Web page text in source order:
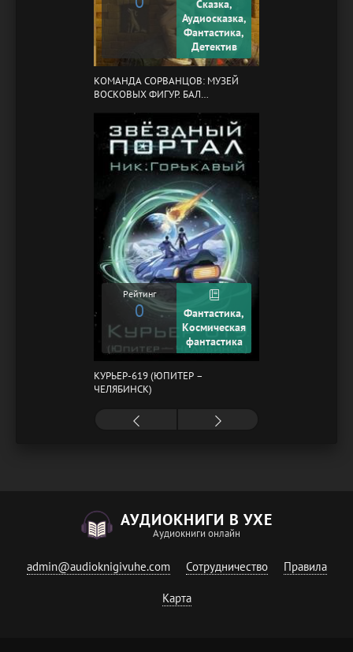
Сказка,
Аудиосказка,
Фантастика,
Детектив
КОМАНДА СОРВАНЦОВ: МУЗЕЙ
ВОСКОВЫХ ФИГУР. БАЛ
Рейтинг
0
Фантастика,
Космическая
фантастика
КУРЬЕР-619 (ЮПИТЕР –
ЧЕЛЯБИНСК)
АУДИОКНИГИ В УХЕ
Аудиокниги онлайн
admin@audioknigivuhe.com Сотрудничество Правила
Карта